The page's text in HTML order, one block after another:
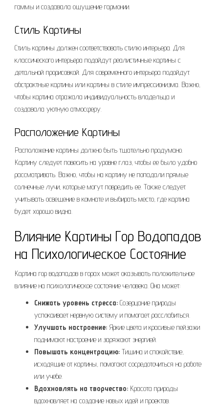
гаммы и создавала ощущение гармонии.
Стиль Картины
Стиль картины должен соответствовать стилю интерьера. Для
классического интерьера подойдут реалистичные картины с
детальной прорисовкой. Для современного интерьера подойдут
абстрактные картины или картины в стиле импрессионизма. Важно,
чтобы картина отражала индивидуальность владельца и
создавала уютную атмосферу.
Расположение Картины
Расположение картины должно быть тщательно продумано.
Картину следует повесить на уровне глаз, чтобы ее было удобно
рассматривать. Важно, чтобы на картину не попадали прямые
солнечные лучи, которые могут повредить ее. Также следует
учитывать освещение в комнате и выбирать место, где картина
будет хорошо видна.
Влияние Картины Гор Водопадов
на Психологическое Состояние
Картина гор водопадов в горах может оказывать положительное
влияние на психологическое состояние человека. Она может:
Снижать уровень стресса: Созерцание природы
успокаивает нервную систему и помогает расслабиться.
Улучшать настроение: Яркие цвета и красивые пейзажи
поднимают настроение и заряжают энергией.
Повышать концентрацию: Тишина и спокойствие,
исходящие от картины, помогают сосредоточиться на работе
или учебе.
Вдохновлять на творчество: Красота природы
вдохновляет на создание новых идей и проектов.